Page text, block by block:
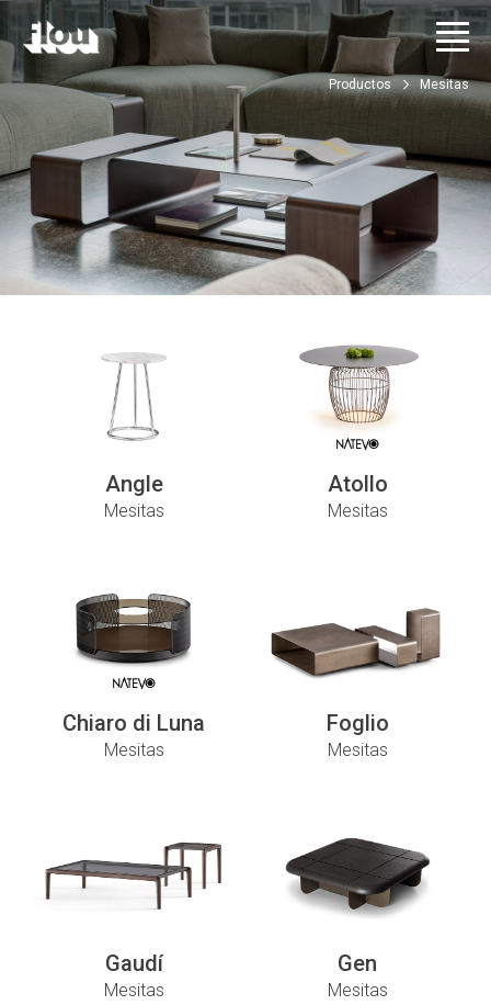
Productos Mesitas
Angle
Mesitas
Atollo
Mesitas
Chiaro di Luna
Mesitas
Foglio
Mesitas
Gaudí
Mesitas
Gen
Mesitas